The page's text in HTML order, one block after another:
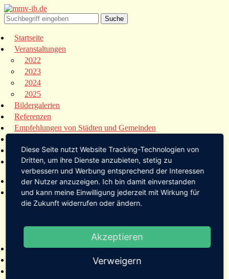
Startseite
Veranstaltungen
2022
2023
2024
2025
Bildergalerien
Referenzen
Empfehlungen von Städten und Gemeinden
Links
Kontakt
Startseite
Veranstaltungen
2022
2024
Bildergalerien
Diese Seite nutzt Website Tracking-Technologien von
Dritten, um ihre Dienste anzubieten, stetig zu
verbessern und Werbung entsprechend der Interessen
der Nutzer anzuzeigen. Ich bin damit einverstanden
und kann meine Einwilligung jederzeit mit Wirkung für
die Zukunft widerrufen oder ändern.
Akzeptieren
Verweigern